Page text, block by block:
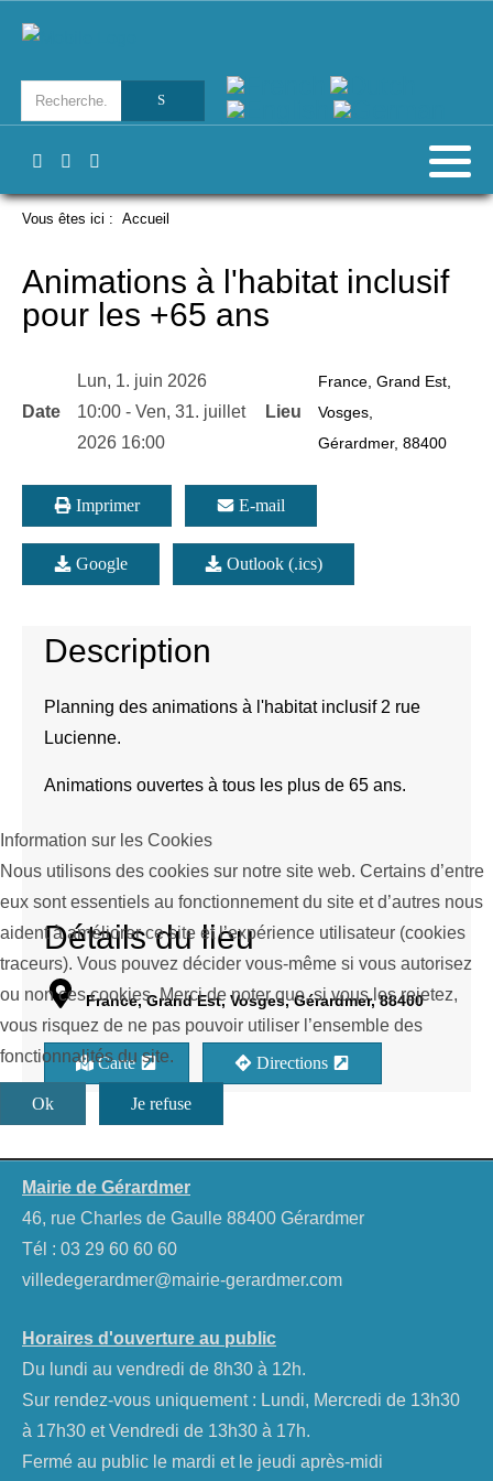
Vous êtes ici : Accueil
Animations à l'habitat inclusif
pour les +65 ans
Date
Lun, 1. juin 2026
10:00 - Ven, 31. juillet
2026 16:00
Lieu
France, Grand Est,
Vosges,
Gérardmer, 88400
Imprimer E-mail
Google Outlook (.ics)
Description
Planning des animations à l'habitat inclusif 2 rue
Lucienne.
Animations ouvertes à tous les plus de 65 ans.
Détails du lieu
France, Grand Est, Vosges, Gérardmer, 88400
Carte Directions
Mairie de Gérardmer
46, rue Charles de Gaulle 88400 Gérardmer
Tél : 03 29 60 60 60
villedegerardmer@mairie-gerardmer.com
Horaires d'ouverture au public
Du lundi au vendredi de 8h30 à 12h.
Sur rendez-vous uniquement : Lundi, Mercredi de 13h30
à 17h30 et Vendredi de 13h30 à 17h.
Fermé au public le mardi et le jeudi après-midi
Information sur les Cookies
Nous utilisons des cookies sur notre site web. Certains d’entre
eux sont essentiels au fonctionnement du site et d’autres nous
aident à améliorer ce site et l’expérience utilisateur (cookies
traceurs). Vous pouvez décider vous-même si vous autorisez
ou non ces cookies. Merci de noter que, si vous les rejetez,
vous risquez de ne pas pouvoir utiliser l’ensemble des
fonctionnalités du site.
Ok Je refuse